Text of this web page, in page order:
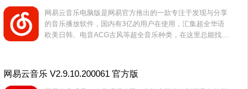
网易云音乐电脑版是网易官方推出的一款专注于发现与分享
的音乐播放软件，国内有3亿的用户在使用，汇集超全华语
欧美日韩、电音ACG古风等超全音乐种类，在这里总能找到
网易云音乐 V2.9.10.200061 官方版